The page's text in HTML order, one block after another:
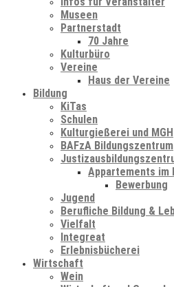
Museen
Partnerstadt
70 Jahre
Kulturbüro
Vereine
Haus der Vereine
Bildung
KiTas
Schulen
Kulturgießerei und MGH
BAFzA Bildungszentrum
Appartements im
Bewerbung
Jugend
Berufliche Bildung &
Vielfalt
Integreat
Erlebnisbücherei
Wirtschaft
Wein